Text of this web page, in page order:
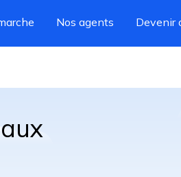
Nos agents Devenir